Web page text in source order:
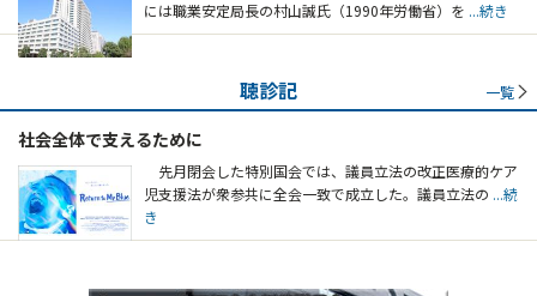
には職業安定局長の村山誠氏（1990年労働省）を ...続き
聴診記 一覧
社会全体で支えるために
先月閉会した特別国会では、議員立法の改正医療的ケア
児支援法が衆参共に全会一致で成立した。議員立法の ...続
き